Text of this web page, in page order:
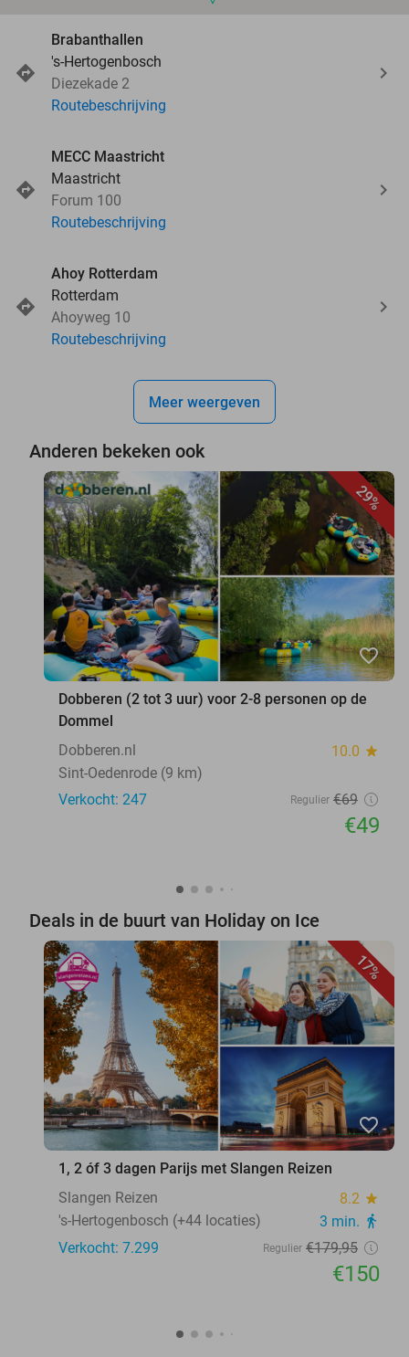
Brabanthallen
's-Hertogenbosch
Diezekade 2
Routebeschrijving
MECC Maastricht
Maastricht
Forum 100
Routebeschrijving
Ahoy Rotterdam
Rotterdam
Ahoyweg 10
Routebeschrijving
Meer weergeven
Anderen bekeken ook
29%
favorite_border
Dobberen (2 tot 3 uur) voor 2-8 personen op de
Dommel
Dobberen.nl
10.0 star
Sint-Oedenrode (9 km)
Verkocht: 247
Regulier €69
€49
Deals in de buurt van Holiday on Ice
17%
favorite_border
1, 2 óf 3 dagen Parijs met Slangen Reizen
Slangen Reizen
8.2 star
's-Hertogenbosch (+44 locaties) 3 min. directions_walk
Verkocht: 7.299 Regulier €179,95
€150